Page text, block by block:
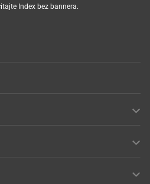
Index bez bannera.